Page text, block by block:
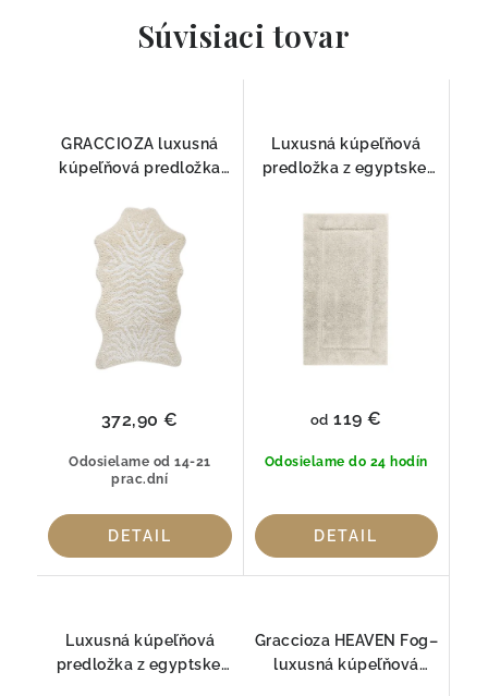
Súvisiaci tovar
GRACCIOZA luxusná
kúpeľňová predložka
Odosielame od 14-21
prac.dní
372,90 €
DETAIL
Luxusná kúpeľňová
predložka z egyptskej
Graccioza
Odosielame do 24 hodín
od 119 €
DETAIL
Luxusná kúpeľňová
predložka z egyptskej
Graccioza HEAVEN Fog–
luxusná kúpeľňová